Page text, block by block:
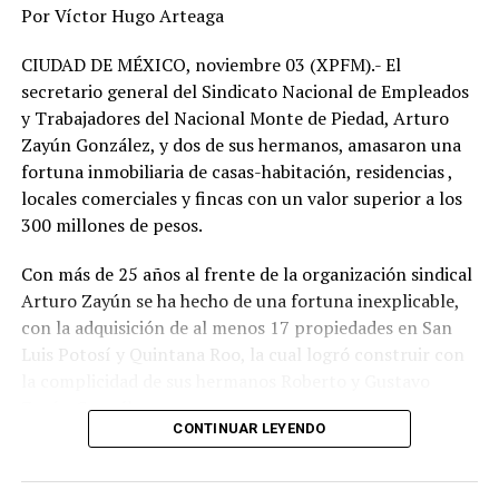
migrantes, cosa que se me hace inhumano, cruel, desde
Indicó que lo anterior constituiría un tercer tratado
entre Canadá, Estados Unidos y México o una tercera
etapa de éstos.
“¿Qué es lo que le quiero proponer al Presidente Biden?
Bueno, vamos a un tercer tratado o a una tercera etapa,
vamos a hacer un acuerdo regional de migración, un
acuerdo migratorio, Canadá, Estados Unidos y México y
los países hermanos centroamericanos, un plan
migratorio, nosotros estamos dispuestos a ayudar”,
señaló.
mesa en materia de cambio climático serán no extraer
más petróleo crudo del que México necesita para
producir gasolinas e invertir en hidroeléctricas para
Por Víctor Hugo Arteaga
CIUDAD DE MÉXICO, noviembre 03 (XPFM).- El
secretario general del Sindicato Nacional de Empleados
y Trabajadores del Nacional Monte de Piedad, Arturo
Zayún González, y dos de sus hermanos, amasaron una
fortuna inmobiliaria de casas-habitación, residencias ,
locales comerciales y fincas con un valor superior a los
300 millones de pesos.
Con más de 25 años al frente de la organización sindical
Arturo Zayún se ha hecho de una fortuna inexplicable,
con la adquisición de al menos 17 propiedades en San
Luis Potosí y Quintana Roo, la cual logró construir con
Zayún González.
Durante una segunda investigación de XPECTRO FM, se
descubrió que el líder gremial adquirió su red
CONTINUAR LEYENDO